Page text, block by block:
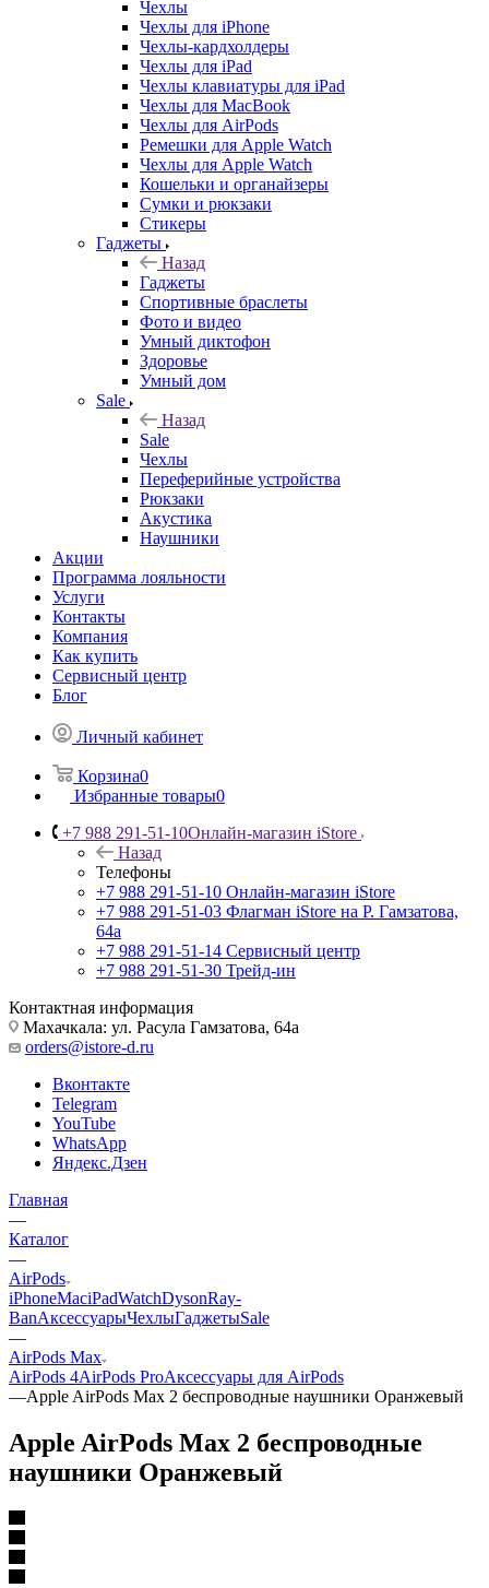
Чехлы
Чехлы для iPhone
Чехлы-кардхолдеры
Чехлы для iPad
Чехлы клавиатуры для iPad
Чехлы для MacBook
Чехлы для AirPods
Ремешки для Apple Watch
Чехлы для Apple Watch
Кошельки и органайзеры
Сумки и рюкзаки
Стикеры
Гаджеты
Назад
Гаджеты
Спортивные браслеты
Фото и видео
Умный диктофон
Здоровье
Умный дом
Sale
Назад
Sale
Чехлы
Переферийные устройства
Рюкзаки
Акустика
Наушники
Акции
Программа лояльности
Услуги
Контакты
Компания
Как купить
Сервисный центр
Блог
Личный кабинет
Корзина0
Избранные товары0
+7 988 291-51-10Онлайн-магазин iStore
Назад
Телефоны
+7 988 291-51-10 Онлайн-магазин iStore
+7 988 291-51-03 Флагман iStore на Р. Гамзатова,
64а
+7 988 291-51-14 Сервисный центр
+7 988 291-51-30 Трейд-ин
Контактная информация
Махачкала: ул. Расула Гамзатова, 64а
orders@istore-d.ru
Вконтакте
Telegram
YouTube
WhatsApp
Яндекс.Дзен
Главная
—
Каталог
—
AirPods
iPhoneMaciPadWatchDysonRay-
BanАксессуарыЧехлыГаджетыSale
—
AirPods Max
AirPods 4AirPods ProАксессуары для AirPods
—Apple AirPods Max 2 беспроводные наушники Оранжевый
Apple AirPods Max 2 беспроводные
наушники Оранжевый